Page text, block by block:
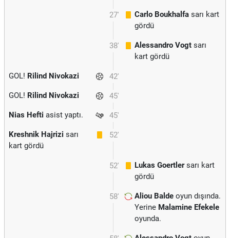
27' Carlo Boukhalfa sarı kart
gördü
38' Alessandro Vogt sarı
kart gördü
42'
GOL! Rilind Nivokazi
45'
GOL! Rilind Nivokazi
45'
Nias Hefti asist yaptı.
52'
Kreshnik Hajrizi sarı
kart gördü
52' Lukas Goertlersarı kart
gördü
58' Aliou Balde oyun dışında.
Yerine Malamine Efekele
oyunda.